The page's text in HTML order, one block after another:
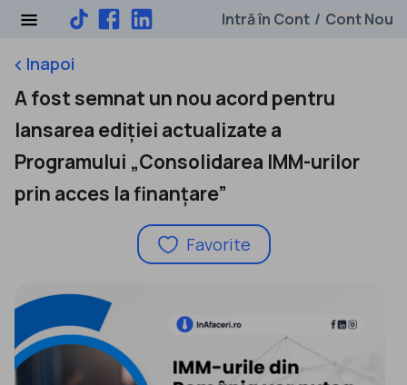
Intră în Cont / Cont Nou
keyboard_arrow_leftInapoi
A fost semnat un nou acord pentru
lansarea ediției actualizate a
Programului „Consolidarea IMM-urilor
prin acces la finanțare”
Favorite